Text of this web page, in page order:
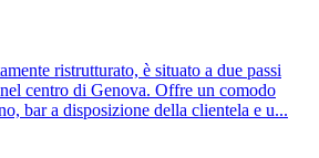
ristrutturato, è situato a due passi
centro di Genova. Offre un comodo
bar a disposizione della clientela e u...